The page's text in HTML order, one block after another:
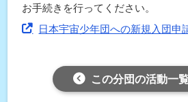
お手続きを行ってください。
日本宇宙少年団への新規入団申
この分団の活動一